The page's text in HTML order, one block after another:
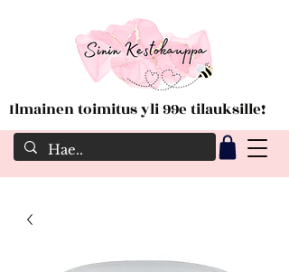
Ilmainen toimitus yli 99e tilauksille!